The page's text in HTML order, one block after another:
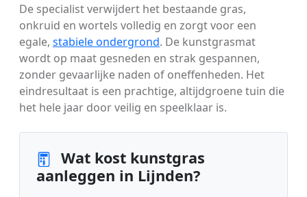
De specialist verwijdert het bestaande gras,
onkruid en wortels volledig en zorgt voor een
egale, stabiele ondergrond. De kunstgrasmat
wordt op maat gesneden en strak gespannen,
zonder gevaarlijke naden of oneffenheden. Het
eindresultaat is een prachtige, altijdgroene tuin die
het hele jaar door veilig en speelklaar is.
Wat kost kunstgras
aanleggen in Lijnden?